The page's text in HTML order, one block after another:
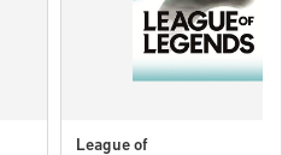
League of